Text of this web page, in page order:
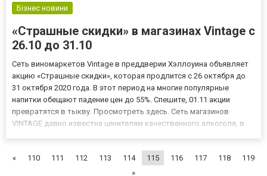
Бізнес новини
«Страшные скидки» в магазинах Vintage c
26.10 до 31.10
Сеть виномаркетов Vintage в преддверии Хэллоуина объявляет
акцию «Страшные скидки», которая продлится с 26 октября до
31 октября 2020 года. В этот период на многие популярные
напитки обещают падение цен до 55%. Спешите, 01.11 акции
превратятся в тыкву. Просмотреть здесь. Сеть магазинов
VINTAGE давно известна ценителям качественного алкоголя, в
«
110 111 112 113 114 115 116 117 118
119
»